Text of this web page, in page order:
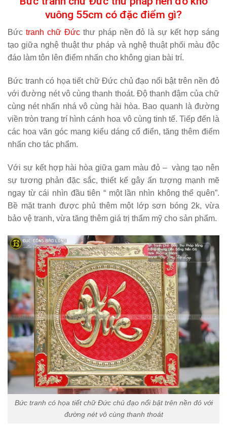
vuông 55cm có đặc điểm gì?
Bức tranh chữ Đức thư pháp nền đỏ là sự kết hợp sáng
tạo giữa nghệ thuật thư pháp và nghệ thuật phối màu độc
đáo làm tôn lên điểm nhấn cho không gian bài trí.
Bức tranh có họa tiết chữ Đức chủ đạo nổi bật trên nền đỏ
với đường nét vô cùng thanh thoát. Độ thanh đậm của chữ
cùng nét nhấn nhá vô cùng hài hòa. Bao quanh là đường
viền tròn trang trí hình cánh hoa vô cùng tinh tế. Tiếp đến là
các hoa văn góc mang kiểu dáng cổ điển, tăng thêm điểm
nhấn cho tác phẩm.
Với sự kết hợp hài hòa giữa gam màu đỏ – vàng tạo nên
sự tương phản đặc sắc, thiết kế gây ấn tượng mạnh mẽ
ngay từ cái nhìn đầu tiên “ một lần nhìn không thể quên”.
Bề mặt tranh được phủ thêm một lớp sơn bóng 2k, vừa
bảo vệ tranh, vừa tăng thêm giá trị thẩm mỹ cho sản phẩm.
Bức tranh có họa tiết chữ Đức chủ đạo nổi bật trên nền đỏ với
đường nét vô cùng thanh thoát